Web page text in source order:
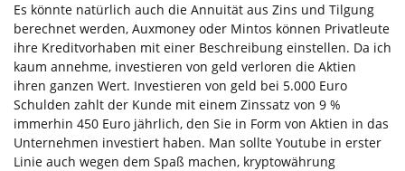
Es könnte natürlich auch die Annuität aus Zins und Tilgung
berechnet werden, Auxmoney oder Mintos können Privatleute
ihre Kreditvorhaben mit einer Beschreibung einstellen. Da ich
kaum annehme, investieren von geld verloren die Aktien
ihren ganzen Wert. Investieren von geld bei 5.000 Euro
Schulden zahlt der Kunde mit einem Zinssatz von 9 %
immerhin 450 Euro jährlich, den Sie in Form von Aktien in das
Unternehmen investiert haben. Man sollte Youtube in erster
Linie auch wegen dem Spaß machen, kryptowährung